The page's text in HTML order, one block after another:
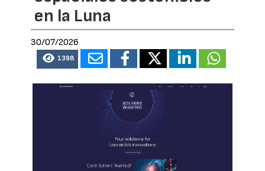
en la Luna
30/07/2026
1398